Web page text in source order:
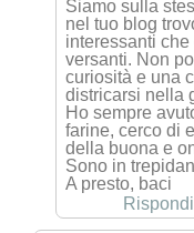
Siamo sulla
nel tuo blog
interessanti
versanti. Non
curiosità e una
districarsi nella
Ho sempre
farine, cerco di
della buona e
Sono in
A presto, baci
Rispondi